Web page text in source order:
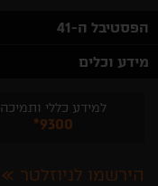
הפסטיבל ה-41
מידע וכלים
למידע כללי ותמיכה
*9300
הירשמו לניוזלטר